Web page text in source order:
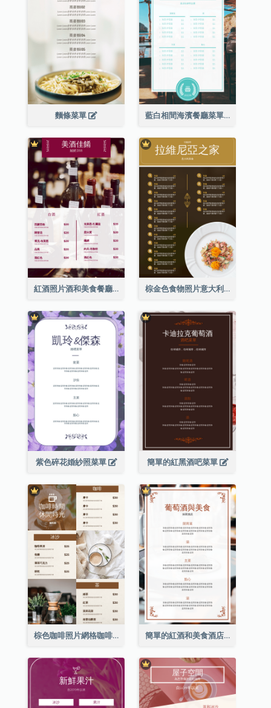
麵條菜單 藍白相間海濱餐廳菜單
紅酒照片酒和美食餐廳菜單 棕金色食物照片意大利食物菜單
紫色碎花婚紗照菜單 簡單的紅黑酒吧菜單
棕色咖啡照片網格咖啡店菜單 簡單的紅酒和美食酒店餐廳菜單